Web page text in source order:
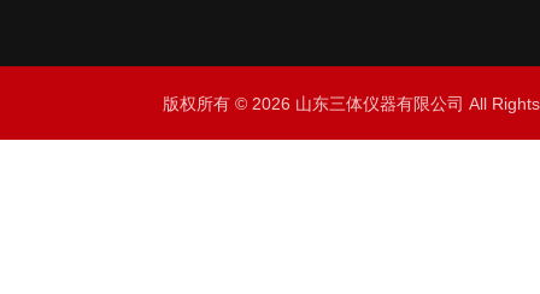
版权所有 © 2026 山东三体仪器有限公司 All